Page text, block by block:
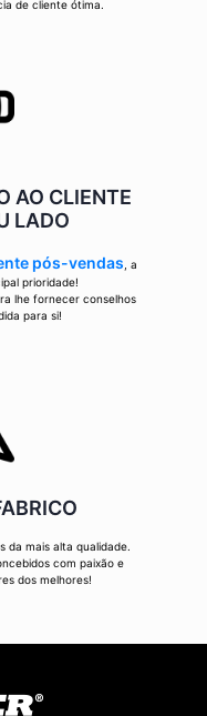
de cliente ótima.
AO CLIENTE
LADO
pós-vendas , a
prioridade!
lhe fornecer conselhos
para si!
da mais alta qualidade.
com paixão e
dos melhores!